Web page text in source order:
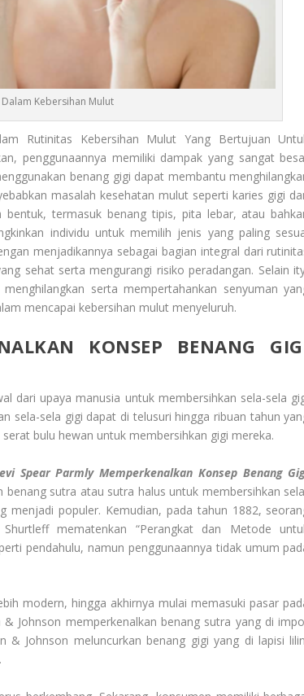
Kebersihan Mulut
Rutinitas Kebersihan Mulut Yang Bertujuan
penggunaannya memiliki dampak yang sangat
benang gigi dapat membantu
masalah kesehatan mulut seperti karies gigi
termasuk benang tipis, pita lebar, atau
individu untuk memilih jenis yang paling
menjadikannya sebagai bagian integral dari
sehat serta mengurangi risiko peradangan. Selain
serta mempertahankan senyuman
mencapai kebersihan mulut menyeluruh.
KONSEP BENANG
dari upaya manusia untuk membersihkan sela-sela
sela-sela gigi dapat di telusuri hingga ribuan tahun
bulu hewan untuk membersihkan gigi mereka.
Spear Parmly Memperkenalkan Konsep Benang
sutra atau sutra halus untuk membersihkan
menjadi populer. Kemudian, pada tahun 1882,
mematenkan “Perangkat dan Metode
pendahulu, namun penggunaannya tidak umum
modern, hingga akhirnya mulai memasuki pasar
Johnson memperkenalkan benang sutra yang di
& Johnson meluncurkan benang gigi yang di lapisi